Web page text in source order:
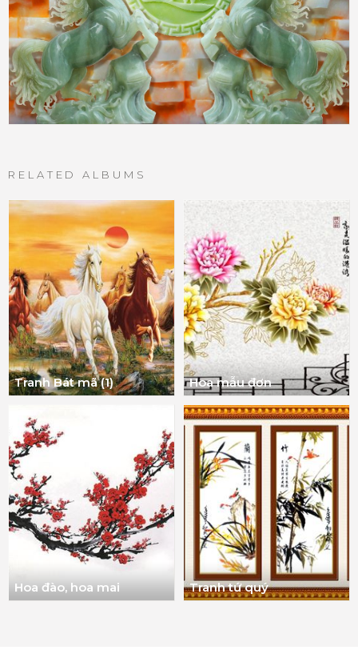
RELATED ALBUMS
Tranh Bát mã (1) Hoa mẫu đơn
Hoa đào, hoa mai Tranh tứ quý